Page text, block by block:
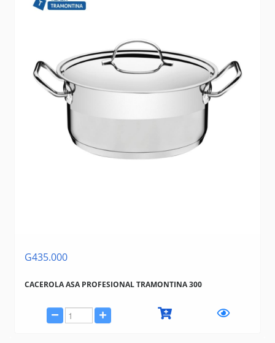
G435.000
CACEROLA ASA PROFESIONAL TRAMONTINA 300